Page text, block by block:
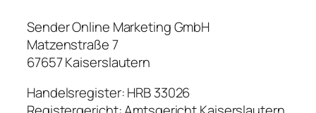
Sender Online Marketing GmbH
Matzenstraße 7
67657 Kaiserslautern
Handelsregister: HRB 33026